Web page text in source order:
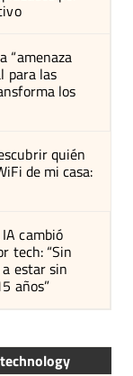
“amenaza
para las
los
quién
de mi casa:
IA cambió
tech: “Sin
estar sin
años”